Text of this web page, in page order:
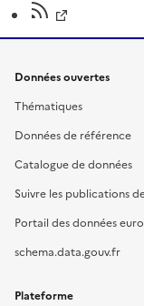
Données ouvertes
Thématiques
Données de référence
Catalogue de données
Suivre les publications
Portail des données
schema.data.gouv.fr
Plateforme